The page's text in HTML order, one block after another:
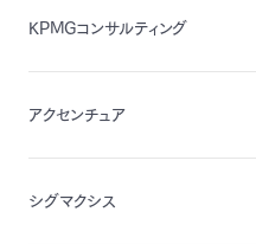
KPMGコンサルティング
アクセンチュア
シグマクシス